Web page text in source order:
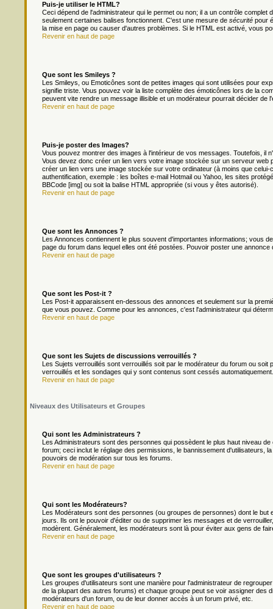
Puis-je utiliser le HTML?
Ceci dépend de l'administrateur qui le permet ou non; il a un contrôle
seulement certaines balises fonctionnent. C'est une mesure de sécurité pour
la mise en page ou causer d'autres problèmes. Si le HTML est activé, vous
Revenir en haut de page
Que sont les Smileys ?
Les Smileys, ou Emoticônes sont de petites images qui sont utilisées pour
signifie triste. Vous pouvez voir la liste complète des émoticônes lors de la
peuvent vite rendre un message illisible et un modérateur pourrait décider de
Revenir en haut de page
Puis-je poster des Images?
Vous pouvez montrer des images à l'intérieur de vos messages. Toutefois,
Vous devez donc créer un lien vers votre image stockée sur un serveur web
créer un lien vers une image stockée sur votre ordinateur (à moins que
authentification, exemple : les boîtes e-mail Hotmail ou Yahoo, les sites
BBCode [img] ou soit la balise HTML appropriée (si vous y êtes autorisé).
Revenir en haut de page
Que sont les Annonces ?
Les Annonces contiennent le plus souvent d'importantes informations; vous
page du forum dans lequel elles ont été postées. Pouvoir poster une
Revenir en haut de page
Que sont les Post-it ?
Les Post-it apparaissent en-dessous des annonces et seulement sur la
que vous pouvez. Comme pour les annonces, c'est l'administrateur qui
Revenir en haut de page
Que sont les Sujets de discussions verrouillés ?
Les Sujets verrouillés sont verrouillés soit par le modérateur du forum ou
verrouillés et les sondages qui y sont contenus sont cessés
Revenir en haut de page
Niveaux des Utilisateurs et Groupes
Qui sont les Administrateurs ?
Les Administrateurs sont des personnes qui possèdent le plus haut niveau
forum; ceci inclut le réglage des permissions, le bannissement d'utilisateurs,
pouvoirs de modération sur tous les forums.
Revenir en haut de page
Qui sont les Modérateurs?
Les Modérateurs sont des personnes (ou groupes de personnes) dont le
jours. Ils ont le pouvoir d'éditer ou de supprimer les messages et de
modèrent. Généralement, les modérateurs sont là pour éviter aux gens de
Revenir en haut de page
Que sont les groupes d'utilisateurs ?
Les groupes d'utilisateurs sont une manière pour l'administrateur de
de la plupart des autres forums) et chaque groupe peut se voir assigner des
modérateurs d'un forum, ou de leur donner accès à un forum privé, etc.
Revenir en haut de page